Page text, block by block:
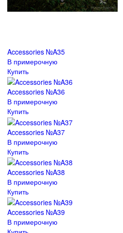
Accessories №A35
В примерочную
Купить
Accessories №A36
В примерочную
Купить
Accessories №A37
В примерочную
Купить
Accessories №A38
В примерочную
Купить
Accessories №A39
В примерочную